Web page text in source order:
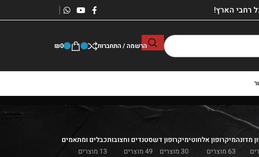
רחבי הארץ!
הרשמה / התחברות ₪0
מדונהמיקרופון אלחוטי
63 מוצרים
מיקרופון דש
30 מוצרים
סטנדים וחצובות
49 מוצרים
כבלים ומתאמים
13 מוצרים